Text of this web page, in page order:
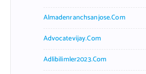
Almadenranchsanjose.com
Advocatevijay.com
Adlibilimler2023.com